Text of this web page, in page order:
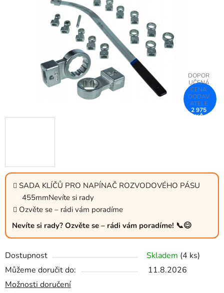
SADA KLÍČŮ PRO NAPÍNAČ ROZVODOVÉHO PÁSU
455mmNevíte si rady
Ozvěte se – rádi vám poradíme
Nevíte si rady? Ozvěte se – rádi vám poradíme! 📞😊
Dostupnost Skladem (4 ks)
Můžeme doručit do:
11.8.2026
Možnosti doručení
2 975
KČ